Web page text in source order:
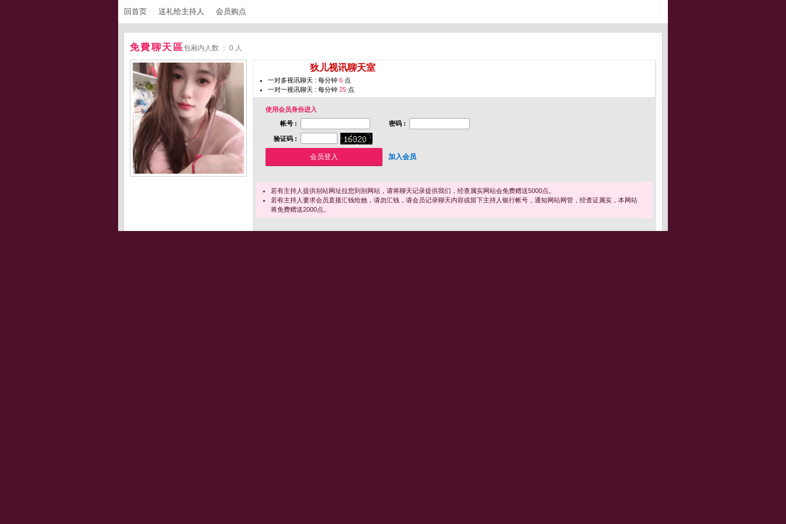
回首页 送礼给主持人 会员购点
免費聊天區包厢内人数 ： 0 人
狄儿视讯聊天室
一对多视讯聊天 : 每分钟 6 点
一对一视讯聊天 : 每分钟 25 点
使用会员身份进入
帐号 :
密码 :
验证码 :
加入会员
若有主持人提供别站网址拉您到别网站，请将聊天记录提供我们，经查属实网站会免费赠送5000点。
若有主持人要求会员直接汇钱给她，请勿汇钱，请会员记录聊天内容或留下主持人银行帐号，通知网站网管，经查证属实，本网站
将免费赠送2000点。